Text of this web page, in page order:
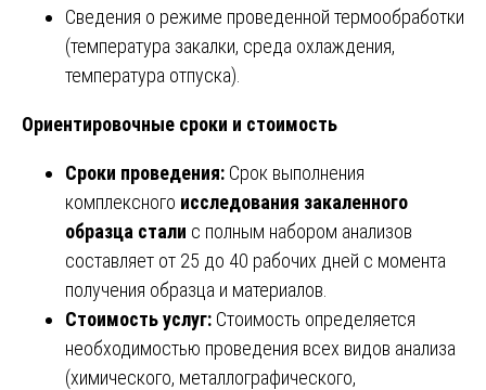
Сведения о режиме проведенной термообработки
(температура закалки, среда охлаждения,
температура отпуска).
Ориентировочные сроки и стоимость
Сроки проведения: Срок выполнения
комплексного исследования закаленного
образца стали с полным набором анализов
составляет от 25 до 40 рабочих дней с момента
получения образца и материалов.
Стоимость услуг: Стоимость определяется
необходимостью проведения всех видов анализа
(химического, металлографического,